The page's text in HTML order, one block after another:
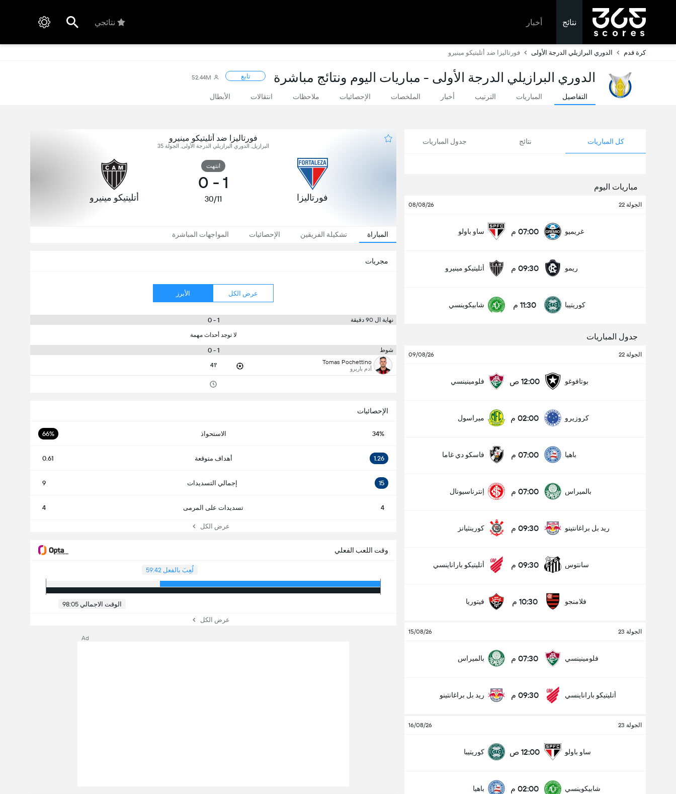
نتائج أخبار نتائجي
كرة قدم الدوري البرازيلي الدرجة الأولى فورتاليزا ضد أتليتيكو مينيرو
الدوري البرازيلي الدرجة الأولى - مباريات اليوم ونتائج مباشرة تابع 52.44M
التفاصيل المباريات الترتيب أخبار الملخصات الإحصائيات ملاحظات انتقالات الأبطال
كل المباريات نتائج جدول المباريات
مباريات اليوم
الجولة 22 08/08/26
غريميو 07:00 م ساو باولو
ريمو 09:30 م أتليتيكو مينيرو
كوريتيبا 11:30 م شابيكوينسي
جدول المباريات
الجولة 22 09/08/26
بوتافوغو 12:00 ص فلومينينسي
كروزيرو 02:00 م ميراسول
باهيا 07:00 م فاسكو دي غاما
بالميراس 07:00 م إنترناسيونال
ريد بل براغانتينو 09:30 م كورينثيانز
سانتوس 09:30 م أتليتيكو باراناينسي
فلامنجو 10:30 م فيتوريا
الجولة 23 15/08/26
فلومينينسي 07:30 م بالميراس
أتليتيكو باراناينسي 09:30 م ريد بل براغانتينو
الجولة 23 16/08/26
ساو باولو 12:00 ص كوريتيبا
شابيكوينسي 02:00 م باهيا
فورتاليزا ضد أتليتيكو مينيرو
البرازيل, الدوري البرازيلي الدرجة الأولى, الجولة 35
فورتاليزا
انتهت
1
-
0
30/11 أتليتيكو مينيرو
المباراة تشكيلة الفريقين الإحصائيات المواجهات المباشرة
مجريات
عرض الكل الأبرز
نهاية ال 90 دقيقة 1 - 0
لا توجد أحداث مهمة
شوط 1 - 0
Tomas Pochettino
آدم باريرو 41'
الإحصائيات
34% الاستحواذ 66%
1.26 أهداف متوقعة 0.61
15 إجمالي التسديدات 9
4 تسديدات على المرمى 4
عرض الكل
وقت اللعب الفعلي
لُعِبَ بالفعل 59:42
الوقت الاجمالي 98:05
عرض الكل
Ad